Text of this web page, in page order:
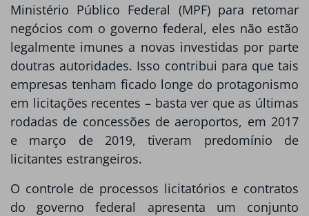
Ministério Público Federal (MPF) para retomar
negócios com o governo federal, eles não estão
legalmente imunes a novas investidas por parte
doutras autoridades. Isso contribui para que tais
empresas tenham ficado longe do protagonismo
em licitações recentes – basta ver que as últimas
rodadas de concessões de aeroportos, em 2017
e março de 2019, tiveram predomínio de
licitantes estrangeiros.
O controle de processos licitatórios e contratos
do governo federal apresenta um conjunto